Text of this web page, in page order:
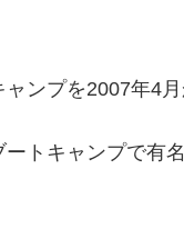
ンプを2007年4
トキャンプで有名